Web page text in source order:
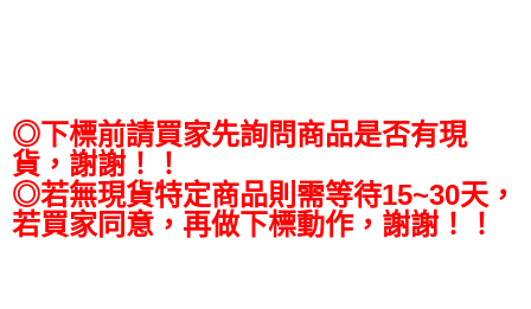
◎下標前請買家先詢問商品是否有現
貨，謝謝！！
◎若無現貨特定商品則需等待15~30天，
若買家同意，再做下標動作，謝謝！！